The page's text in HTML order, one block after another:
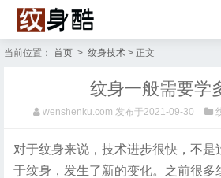
当前位置： 首页 > 纹身技术 > 正文
纹身一般需要学
wenshenku.com 发布于2021-09-30
对于纹身来说，技术进步很快，不是
于纹身，发生了新的变化。之前很多